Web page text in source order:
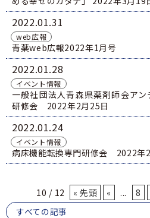
2022 01.31
web広報
青薬web広報2022年1月号
2022 01.28
イベント情報
一般社団法人青森県薬剤師会ア
研修会 2022年2月25日
2022 01.24
イベント情報
病床機能転換専門研修会 2022年
10 / 12 « 先頭 « ... 8
すべての記事